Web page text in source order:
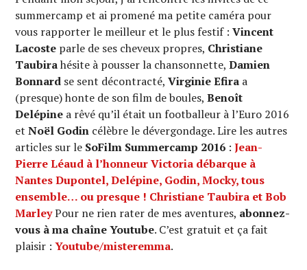
summercamp et ai promené ma petite caméra pour
vous rapporter le meilleur et le plus festif :Vincent
Lacoste parle de ses cheveux propres, Christiane
Taubirahésite à pousser la chansonnette,Damien
Bonnard se sent décontracté,Virginie Efira a
(presque) honte de son film de boules,Benoît
Delépine a rêvé qu’il était un footballeur à l’Euro 2016
etNoël Godin célèbre le dévergondage. Lire les autres
articles sur le SoFilm Summercamp 2016 :Jean-
Pierre Léaud à l’honneur Victoria débarque à
Nantes Dupontel, Delépine, Godin, Mocky, tous
ensemble… ou presque ! Christiane Taubira et Bob
MarleyPour ne rien rater de mes aventures, abonnez-
vous à ma chaîne Youtube. C’est gratuit et ça fait
plaisir :Youtube/misteremma.